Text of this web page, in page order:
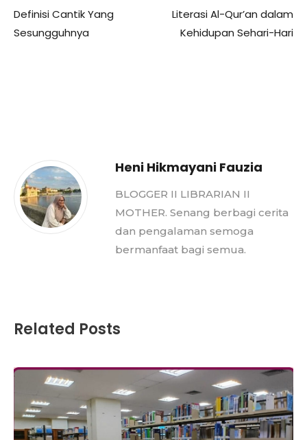
Definisi Cantik Yang
Sesungguhnya
Literasi Al-Qur’an dalam
Kehidupan Sehari-Hari
Heni Hikmayani Fauzia
BLOGGER II LIBRARIAN II
MOTHER. Senang berbagi cerita
dan pengalaman semoga
bermanfaat bagi semua.
Related Posts